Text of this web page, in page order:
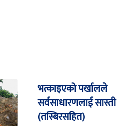
भत्काइएको पर्खालले
सर्वसाधारणलाई सास्ती
(तस्बिरसहित)